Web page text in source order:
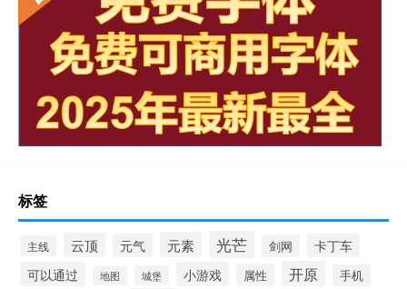
标签
主线 云顶 元气 元素 光芒 剑网 卡丁车
可以通过 地图 城堡 小游戏 属性 开原 手机